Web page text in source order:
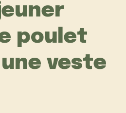
poulet
veste